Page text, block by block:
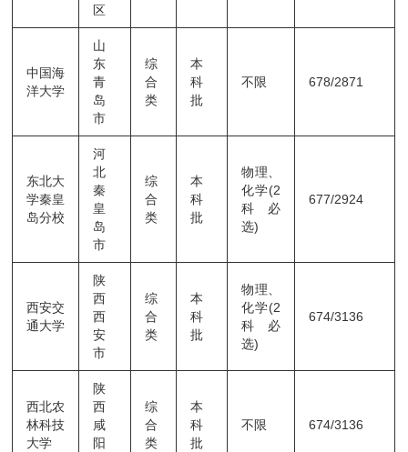
区
中国海
洋大学
山
东
青
岛
市
综
合
类
本
科
批
不限 678/2871
东北大
学秦皇
岛分校
河
北
秦
皇
岛
市
综
合
类
本
科
批
物理、
化学(2
科必
选)
677/2924
西安交
通大学
陕
西
西
安
市
综
合
类
本
科
批
物理、
化学(2
科必
选)
674/3136
西北农
林科技
大学
陕
西
咸
阳
综
合
类
本
科
批
不限 674/3136